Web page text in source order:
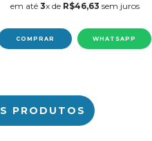
em até 3x de R$46,63 sem juros
COMPRAR WHATSAPP
PRODUTOS